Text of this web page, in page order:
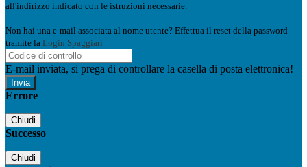
all'indirizzo indicato con le istruzioni necessarie.
Non hai una e-mail associata al nome utente? Effettua il reset della password
tramite la Login Spaggiari
E-mail inviata, si prega di controllare la casella di posta elettronica!
Errore
Chiudi
Successo
Chiudi